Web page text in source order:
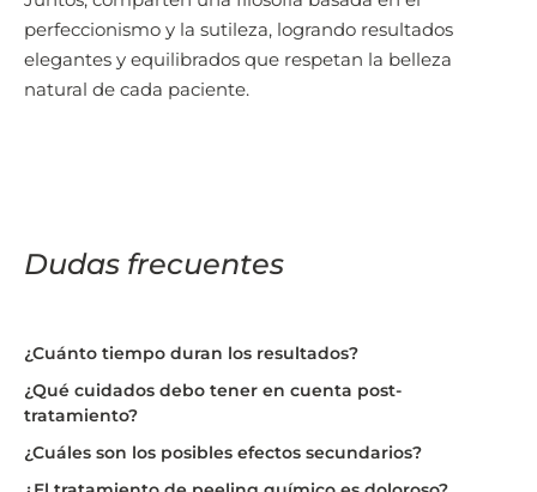
perfeccionismo y la sutileza, logrando resultados
elegantes y equilibrados que respetan la belleza
natural de cada paciente.
Dudas frecuentes
¿Cuánto tiempo duran los resultados?
¿Qué cuidados debo tener en cuenta post-
tratamiento?
¿Cuáles son los posibles efectos secundarios?